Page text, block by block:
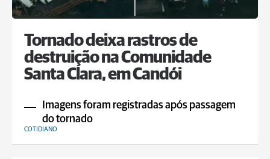
Tornado deixa rastros de
destruição na Comunidade
Santa Clara, em Candói
Imagens foram registradas após passagem
do tornado
COTIDIANO